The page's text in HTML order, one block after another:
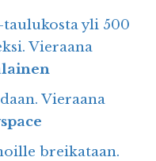
yli 500
Vieraana
Vieraana
breikataan.